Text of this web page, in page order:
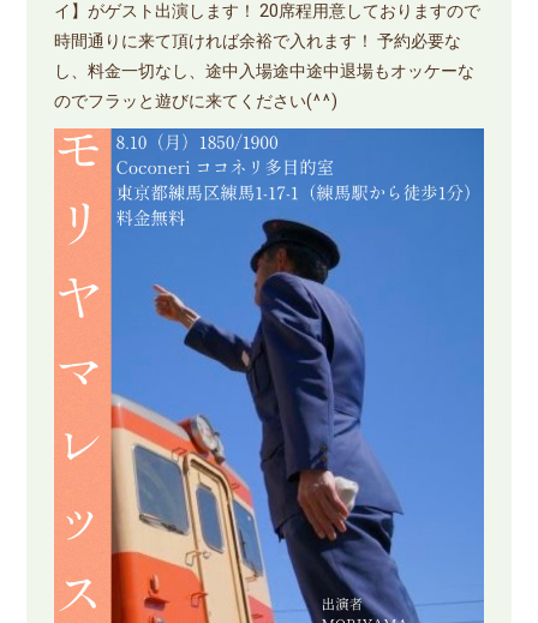
イ】がゲスト出演します！ 20席程用意しておりますので
時間通りに来て頂ければ余裕で入れます！ 予約必要な
し、料金一切なし、途中入場途中途中退場もオッケーな
のでフラッと遊びに来てください(^^)